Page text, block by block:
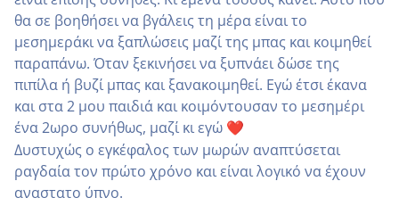
θα σε βοηθήσει να βγάλεις τη μέρα είναι το
μεσημεράκι να ξαπλώσεις μαζί της μπας και κοιμηθεί
παραπάνω. Όταν ξεκινήσει να ξυπνάει δώσε της
πιπίλα ή βυζί μπας και ξανακοιμηθεί. Εγώ έτσι έκανα
και στα 2 μου παιδιά και κοιμόντουσαν το μεσημέρι
ένα 2ωρο συνήθως, μαζί κι εγώ ❤️
Δυστυχώς ο εγκέφαλος των μωρών αναπτύσεται
ραγδαία τον πρώτο χρόνο και είναι λογικό να έχουν
αναστατο ύπνο.